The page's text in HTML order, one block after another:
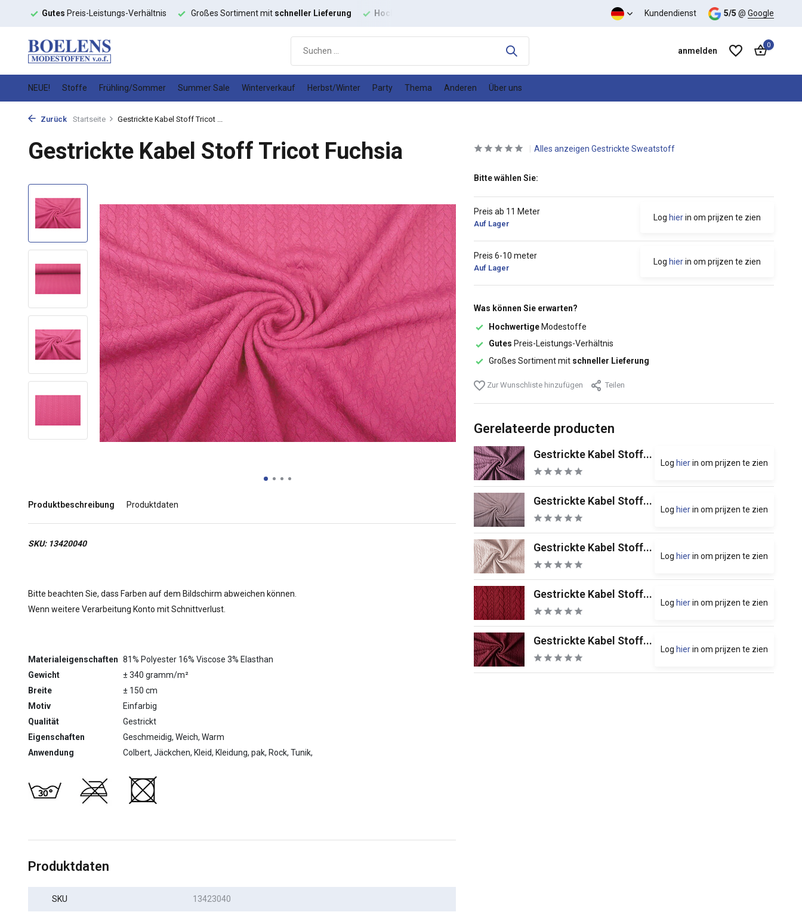
Großes Sortiment mitschneller Lieferung HochwertigeModestoffe GutesPreis-Leistungs-Verhältnis Kundendienst 5/5 @ Google
anmelden
0
NEUE! Stoffe Frühling/Sommer Summer Sale Winterverkauf Herbst/Winter Party Thema Anderen Über uns
Zurück Startseite Gestrickte Kabel Stoff Tricot ...
Gestrickte Kabel Stoff Tricot Fuchsia
Produktbeschreibung Produktdaten
SKU: 13420040
Bitte beachten Sie, dass Farben auf dem Bildschirm abweichen können.
Wenn weitere Verarbeitung Konto mit Schnittverlust.
Materialeigenschaften 81% Polyester 16% Viscose 3% Elasthan
Gewicht
± 340 gramm/m²
Breite
± 150 cm
Motiv
Einfarbig
Qualität
Gestrickt
Eigenschaften
Geschmeidig, Weich, Warm
Anwendung
Colbert, Jäckchen, Kleid, Kleidung, pak, Rock, Tunik,
Produktdaten
SKU 13423040
Alles anzeigen Gestrickte Sweatstoff
Bitte wählen Sie:
Preis ab 11 Meter
Auf Lager
Log hierin om prijzen te zien
Preis 6-10 meter
Auf Lager
Log hierin om prijzen te zien
Was können Sie erwarten?
HochwertigeModestoffe
Gutes Preis-Leistungs-Verhältnis
Großes Sortiment mit schneller Lieferung
Zur Wunschliste hinzufügen Teilen
Gerelateerde producten
Gestrickte Kabel Stoff...
Log hierin om prijzen te zien
Gestrickte Kabel Stoff...
Log hierin om prijzen te zien
Gestrickte Kabel Stoff...
Log hierin om prijzen te zien
Gestrickte Kabel Stoff...
Log hierin om prijzen te zien
Gestrickte Kabel Stoff...
Log hierin om prijzen te zien